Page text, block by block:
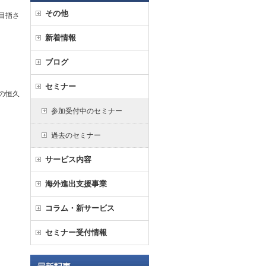
指さ
恒久
その他
新着情報
ブログ
セミナー
参加受付中のセミナー
過去のセミナー
サービス内容
海外進出支援事業
コラム・新サービス
セミナー受付情報